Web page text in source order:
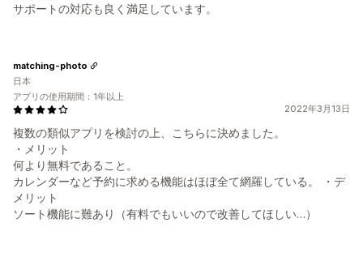
サポートの対応も良く満足しています。
2022年3月13日
複数の類似アプリを検討の上、こちらに決めました。
・メリット
何より無料であること。
カレンダーなど予約に求める機能はほぼ全て網羅している。 ・デ
メリット
ソート機能に難あり（有料でもいいので改善してほしい…）
matching-photo
日本
アプリの使用期間：1年以上